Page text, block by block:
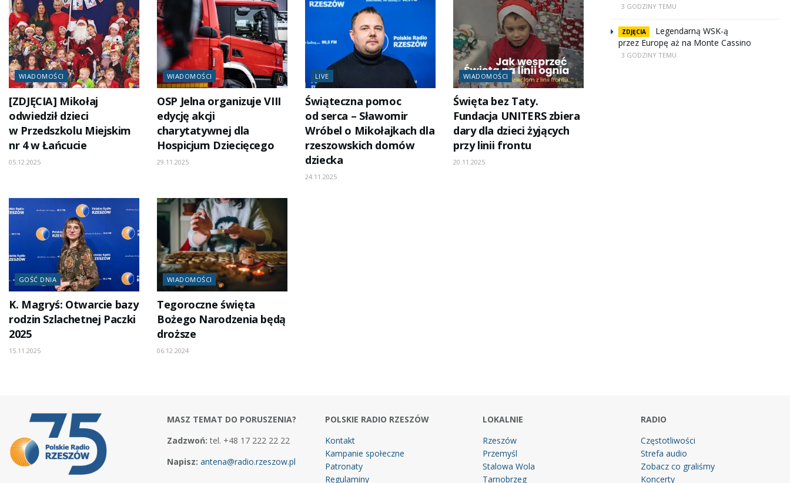
WIADOMOŚCI
[ZDJĘCIA] Mikołaj
odwiedził dzieci
w Przedszkolu Miejskim
nr 4 w Łańcucie
05.12.2025
WIADOMOŚCI
OSP Jelna organizuje VIII
edycję akcji
charytatywnej dla
Hospicjum Dziecięcego
29.11.2025
LIVE
Świąteczna pomoc
od serca – Sławomir
Wróbel o Mikołajkach dla
rzeszowskich domów
dziecka
24.11.2025
WIADOMOŚCI
Święta bez Taty.
Fundacja UNITERS zbiera
dary dla dzieci żyjących
przy linii frontu
20.11.2025
GOŚĆ DNIA
K. Magryś: Otwarcie bazy
rodzin Szlachetnej Paczki
2025
15.11.2025
WIADOMOŚCI
Tegoroczne święta
Bożego Narodzenia będą
droższe
06.12.2024
3 GODZINY TEMU
ZDJĘCIA
Legendarną WSK-ą
przez Europę aż na Monte Cassino
3 GODZINY TEMU
MASZ TEMAT DO PORUSZENIA?
Zadzwoń: tel. +48 17 222 22 22
Napisz: antena@radio.rzeszow.pl
POLSKIE RADIO RZESZÓW
Kontakt
Kampanie społeczne
Patronaty
Regulaminy
LOKALNIE
Rzeszów
Przemyśl
Stalowa Wola
Tarnobrzeg
RADIO
Częstotliwości
Strefa audio
Zobacz co graliśmy
Koncerty